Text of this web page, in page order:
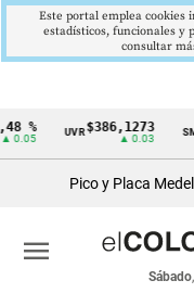
Cintillo
económicos
Colombia
% UVR$386,1273
▲ 0.03
Pico y Placa
Sábado
menu
Este portal emplea cookies
estadísticos, funcionales y
consultar